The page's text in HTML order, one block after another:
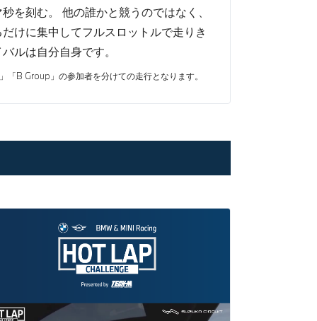
を刻む。 他の誰かと競うのではなく、
けに集中してフルスロットルで走りき
ルは自分自身です。
B Group」の参加者を分けての走行となります。